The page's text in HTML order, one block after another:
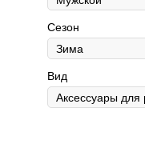
Сезон
Вид